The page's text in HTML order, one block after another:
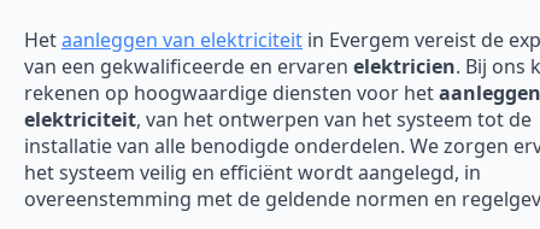
Hetaanleggen van elektriciteit in Evergem vereist de
van een gekwalificeerde en ervaren elektricien. Bij ons
rekenen op hoogwaardige diensten voor het
elektriciteit, van het ontwerpen van het systeem tot de
installatie van alle benodigde onderdelen. We zorgen
het systeem veilig en efficiënt wordt aangelegd, in
overeenstemming met de geldende normen en